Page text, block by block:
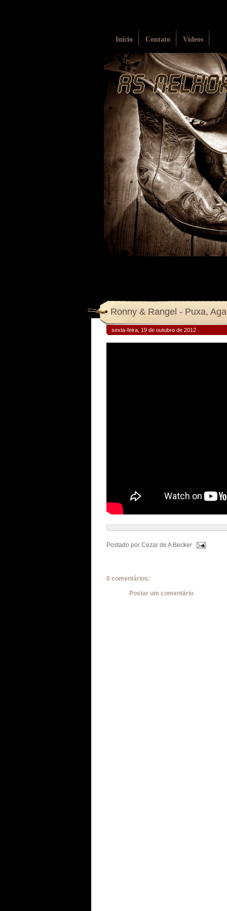
Início Contato Vídeos
Ronny & Rangel - Puxa,
sexta-feira, 19 de outubro de 2012
Postado por Cezar de A Becker
0 comentários:
Postar um comentário